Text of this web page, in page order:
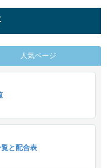
人気ページ
と配合表